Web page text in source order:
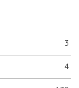
3
4